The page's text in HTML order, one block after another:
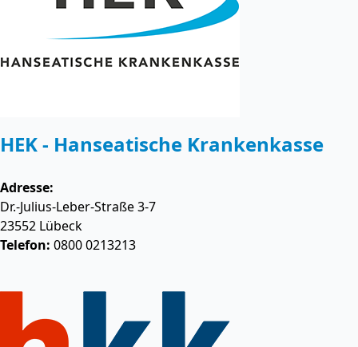
HEK - Hanseatische Krankenkasse
Adresse:
Dr.-Julius-Leber-Straße 3-7
23552 Lübeck
Telefon: 0800 0213213